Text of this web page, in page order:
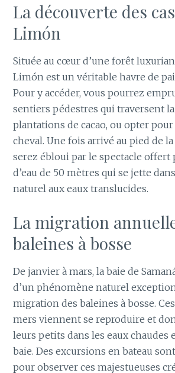
La découverte des
Limón
Située au cœur d’une forêt
Limón est un véritable havre de
Pour y accéder, vous pourrez
sentiers pédestres qui traversent
plantations de cacao, ou opter pour
cheval. Une fois arrivé au pied de la
serez ébloui par le spectacle offert
d’eau de 50 mètres qui se jette
naturel aux eaux translucides.
La migration
baleines à bosse
De janvier à mars, la baie de
d’un phénomène naturel
migration des baleines à bosse.
mers viennent se reproduire et
leurs petits dans les eaux chaudes
baie. Des excursions en bateau
pour observer ces majestueuses